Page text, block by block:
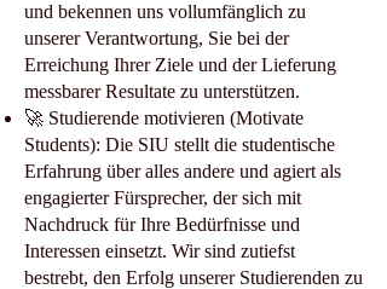
und bekennen uns vollumfänglich zu
unserer Verantwortung, Sie bei der
Erreichung Ihrer Ziele und der Lieferung
messbarer Resultate zu unterstützen.
🚀 Studierende motivieren (Motivate
Students): Die SIU stellt die studentische
Erfahrung über alles andere und agiert als
engagierter Fürsprecher, der sich mit
Nachdruck für Ihre Bedürfnisse und
Interessen einsetzt. Wir sind zutiefst
bestrebt, den Erfolg unserer Studierenden zu